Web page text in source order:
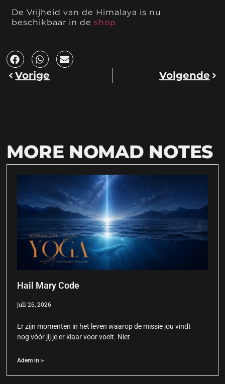
De Vrijheid van de Himalaya is nu
beschikbaar in deshop
Vorige Volgende
MORE NOMAD NOTES
Hail Mary Code
juli 26, 2026
Er zijn momenten in het leven waarop de missie jou vindt
nog vóór jij je er klaar voor voelt. Niet
Adem in >